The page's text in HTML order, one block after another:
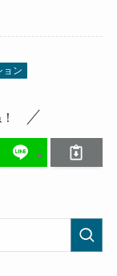
ョン